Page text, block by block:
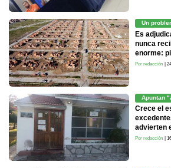
Un
Es
nunca
enorme:
Por redacción |
Apuntan
Crece el
advierten
Por redacción |